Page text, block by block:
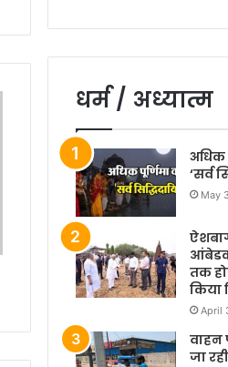
धर्म / अध्यात्म
अधिक
‘सर्व
May
तक
किया
April
वाहन
जा